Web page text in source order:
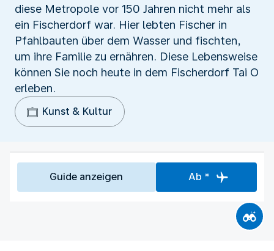
diese Metropole vor 150 Jahren nicht mehr als
ein Fischerdorf war. Hier lebten Fischer in
Pfahlbauten über dem Wasser und fischten,
um ihre Familie zu ernähren. Diese Lebensweise
können Sie noch heute in dem Fischerdorf Tai O
erleben.
Kunst & Kultur
Guide anzeigen Ab *